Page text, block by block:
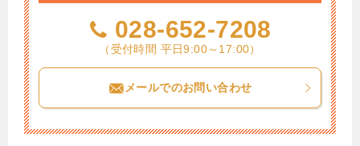
028-652-7208
（受付時間 平日9:00～17:00）
メールでのお問い合わせ